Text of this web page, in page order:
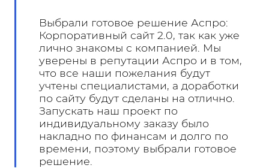
Выбрали готовое решение Аспро:
Корпоративный сайт 2.0, так как уже
лично знакомы с компанией. Мы
уверены в репутации Аспро и в том,
что все наши пожелания будут
учтены специалистами, а доработки
по сайту будут сделаны на отлично.
Запускать наш проект по
индивидуальному заказу было
накладно по финансам и долго по
времени, поэтому выбрали готовое
решение.